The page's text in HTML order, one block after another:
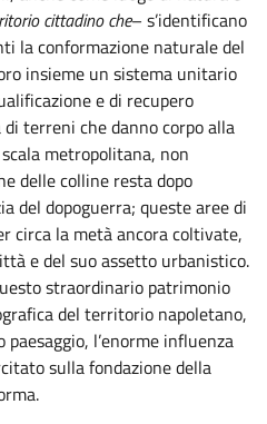
cittadino che– s’identificano
la conformazione naturale del
insieme un sistema unitario
e di recupero
terreni che danno corpo alla
metropolitana, non
delle colline resta dopo
del dopoguerra; queste aree di
circa la metà ancora coltivate,
e del suo assetto urbanistico.
straordinario patrimonio
del territorio napoletano,
l’enorme influenza
sulla fondazione della